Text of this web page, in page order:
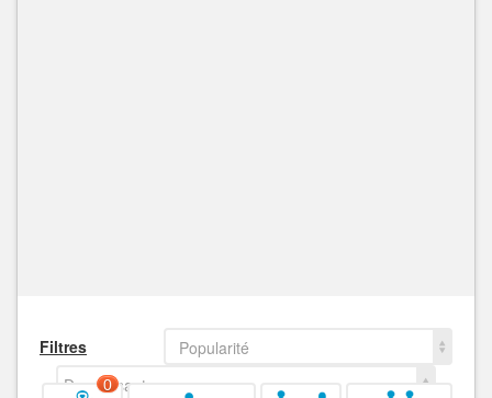
Filtres
Popularité
Decroissant
0